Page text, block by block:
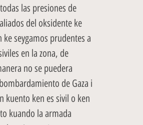
las presiones de
del oksidente ke
ke seygamos prudentes a
en la zona, de
no se puedera
de Gaza i
kuento ken es sivil o ken
kuando la armada